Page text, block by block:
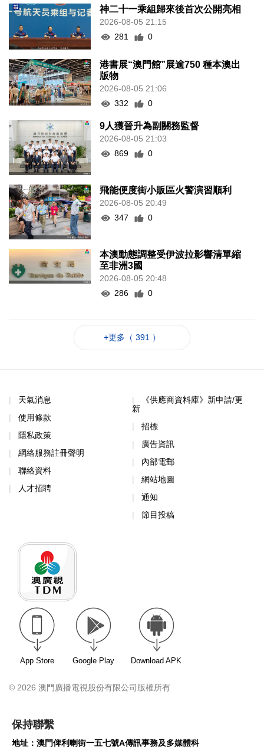
神二十一乘組歸來後首次公開亮相
2026-08-05 21:15
281
0
港書展“澳門館”展逾750 種本澳出
版物
2026-08-05 21:06
332
0
9人獲晉升為副關務監督
2026-08-05 21:03
869
0
飛能便度街小販區火警演習順利
2026-08-05 20:49
347
0
本澳動態調整受伊波拉影響清單縮
至非洲3國
2026-08-05 20:48
286
0
+更多（ 391 ）
天氣消息
使用條款
隱私政策
網絡服務註冊聲明
聯絡資料
人才招聘
《供應商資料庫》新申請/更
新
招標
廣告資訊
內部電郵
網站地圖
通知
節目投稿
App Store Google Play Download APK
© 2026 澳門廣播電視股份有限公司版權所有
保持聯繫
地址：澳門俾利喇街一五七號A傳訊事務及多媒體科